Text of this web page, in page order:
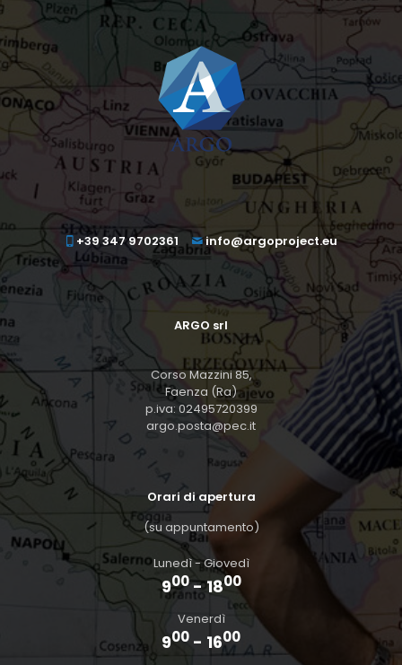
+39 347 9702361 info@argoproject.eu
ARGO srl
Corso Mazzini 85,
Faenza (Ra)
p.iva: 02495720399
argo.posta@pec.it
Orari di apertura
(su appuntamento)
Lunedì - Giovedì
900- 1800
Venerdì
900 - 1600